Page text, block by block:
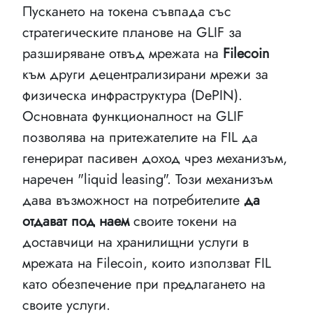
Пускането на токена съвпада със
стратегическите планове на GLIF за
разширяване отвъд мрежата на Filecoin
към други децентрализирани мрежи за
физическа инфраструктура (DePIN).
Основната функционалност на GLIF
позволява на притежателите на FIL да
генерират пасивен доход чрез механизъм,
наречен "liquid leasing". Този механизъм
дава възможност на потребителите да
отдават под наемсвоите токени на
доставчици на хранилищни услуги в
мрежата на Filecoin, които използват FIL
като обезпечение при предлагането на
своите услуги.